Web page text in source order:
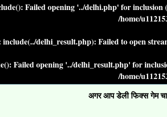
Failed opening '../delhi.php' for
/home/
include(../delhi_result.php): Failed to open
Failed opening '../delhi_result.php' for
/home/
अगर आप डेली फिक्स गेम